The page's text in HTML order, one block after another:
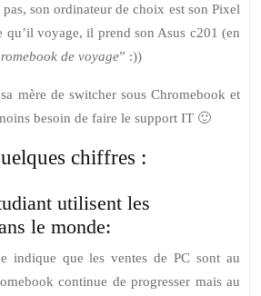
son ordinateur de choix est son Pixel
qu’il voyage, il prend son Asus c201 (en
de voyage” :))
mère de switcher sous Chromebook et
besoin de faire le support IT 🙂
chiffres :
utilisent les
le monde:
indique que les ventes de PC sont au
continue de progresser mais au